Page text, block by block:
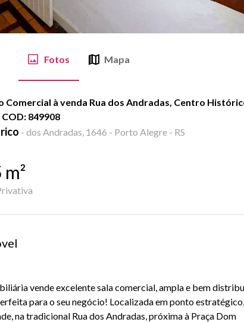
Fotos Mapa
Comercial à venda Rua dos Andradas, Centro
849908
- dos Andradas, 1646 - Porto Alegre - RS
m²
vende excelente sala comercial, ampla e bem
para o seu negócio! Localizada em ponto
na tradicional Rua dos Andradas, próxima à Praça Dom